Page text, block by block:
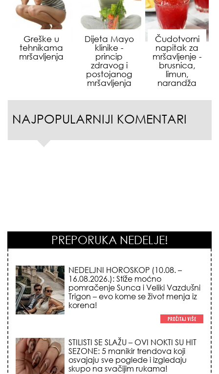
Greške u
tehnikama
mršavljenja
Dijeta Mayo
klinike -
princip
zdravog i
postojanog
mršavljenja
Čudotvorni
napitak za
mršavljenje -
brusnica,
limun,
narandža
NAJPOPULARNIJI KOMENTARI
PREPORUKA NEDELJE!
NEDELJNI HOROSKOP (10.08. –
16.08.2026.): Stiže moćno
pomračenje Sunca i Veliki Vazdušni
Trigon – evo kome se život menja iz
korena!
STILISTI SE SLAŽU – OVI NOKTI SU HIT
SEZONE: 5 manikir trendova koji
osvajaju sve poglede i izgledaju
skupo na svačijim rukama!